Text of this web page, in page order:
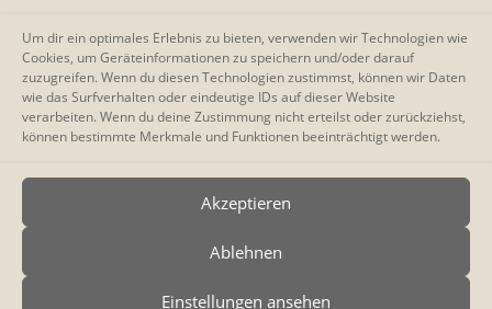
Um dir ein optimales Erlebnis zu bieten, verwenden wir Technologien wie
Cookies, um Geräteinformationen zu speichern und/oder darauf
zuzugreifen. Wenn du diesen Technologien zustimmst, können wir Daten
wie das Surfverhalten oder eindeutige IDs auf dieser Website
verarbeiten. Wenn du deine Zustimmung nicht erteilst oder zurückziehst,
können bestimmte Merkmale und Funktionen beeinträchtigt werden.
Akzeptieren
Ablehnen
Einstellungen ansehen